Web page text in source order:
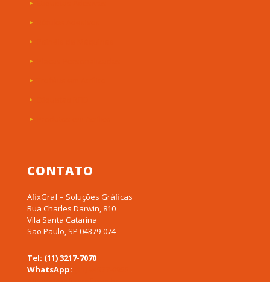
CONTATO
AfixGraf – Soluções Gráficas
Rua Charles Darwin, 810
Vila Santa Catarina
São Paulo, SP 04379-074
Tel: (11) 3217-7070
WhatsApp: